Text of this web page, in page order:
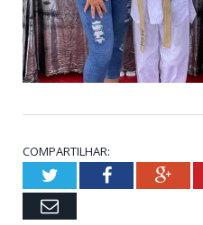
COMPARTILHAR:
TwitterFacebook
Email